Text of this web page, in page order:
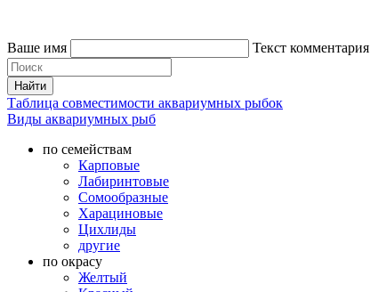
Ваше имя Текст комментария
Таблица совместимости аквариумных рыбок
Виды аквариумных рыб
по семействам
Карповые
Лабиринтовые
Сомообразные
Харациновые
Цихлиды
другие
по окрасу
Желтый